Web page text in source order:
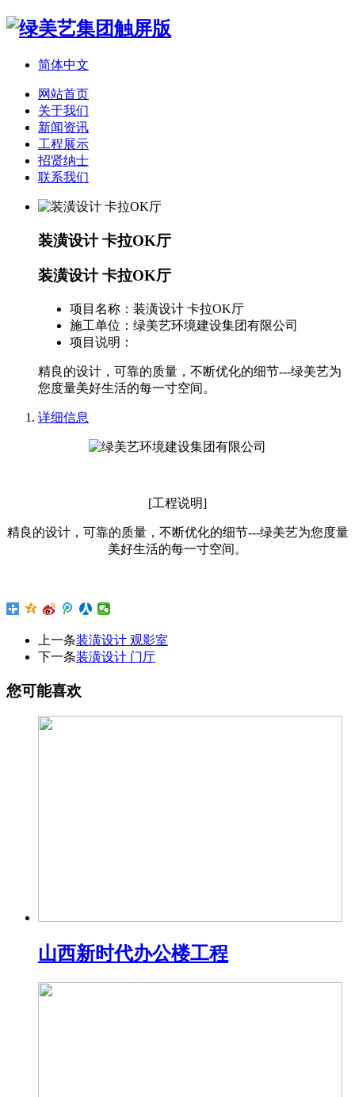
简体中文
网站首页
关于我们
新闻资讯
工程展示
招贤纳士
联系我们
装潢设计 卡拉OK厅
装潢设计 卡拉OK厅
项目名称： 装潢设计 卡拉OK厅
施工单位： 绿美艺环境建设集团有限公司
项目说明：
精良的设计，可靠的质量，不断优化的细节---绿美艺为
您度量美好生活的每一寸空间。
详细信息
[工程说明]
精良的设计，可靠的质量，不断优化的细节---绿美艺为您度量
美好生活的每一寸空间。
上一条装潢设计 观影室
下一条装潢设计 门厅
您可能喜欢
山西新时代办公楼工程